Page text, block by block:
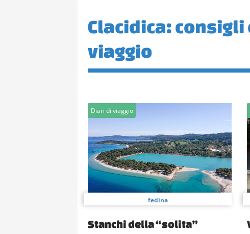
Clacidica:
viaggio
Diari di viaggio
fedina
Stanchi della “solita”